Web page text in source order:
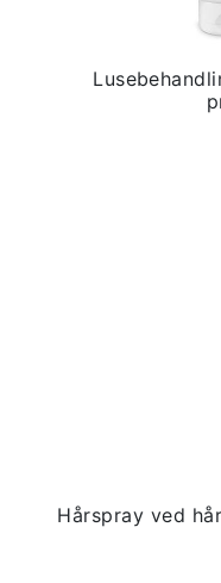
Hårspray ved